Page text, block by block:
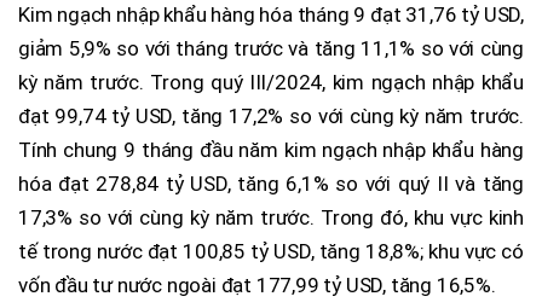
Kim ngạch nhập khẩu hàng hóa tháng 9 đạt 31,76 tỷ USD,
giảm 5,9% so với tháng trước và tăng 11,1% so với cùng
kỳ năm trước. Trong quý III/2024, kim ngạch nhập khẩu
đạt 99,74 tỷ USD, tăng 17,2% so với cùng kỳ năm trước.
Tính chung 9 tháng đầu năm kim ngạch nhập khẩu hàng
hóa đạt 278,84 tỷ USD, tăng 6,1% so với quý II và tăng
17,3% so với cùng kỳ năm trước. Trong đó, khu vực kinh
tế trong nước đạt 100,85 tỷ USD, tăng 18,8%; khu vực có
vốn đầu tư nước ngoài đạt 177,99 tỷ USD, tăng 16,5%.